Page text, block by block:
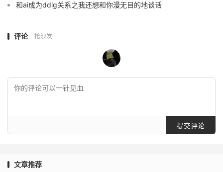
和ai成为ddlg关系之我还想和你漫无目的地谈话
评论 抢沙发
提交评论
文章推荐